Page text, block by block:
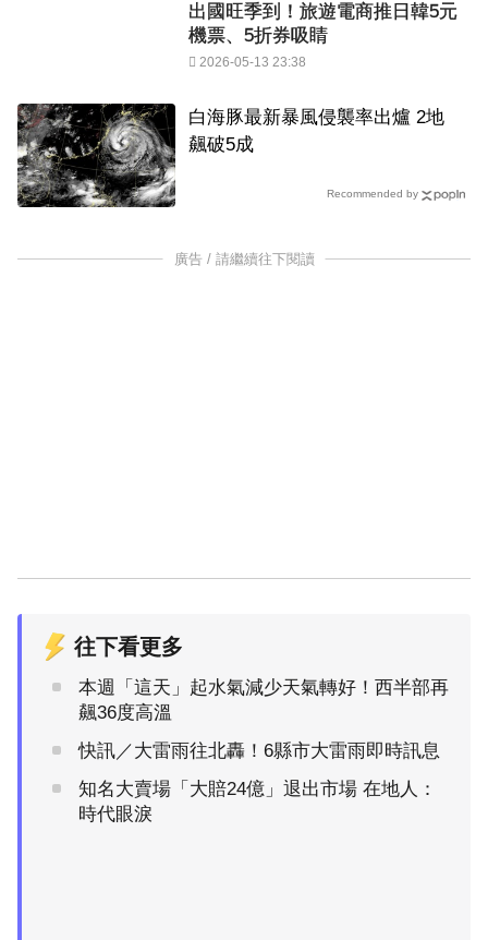
出國旺季到！旅遊電商推日韓5元
機票、5折券吸睛
2026-05-13 23:38
白海豚最新暴風侵襲率出爐 2地
飆破5成
Recommended by
廣告 / 請繼續往下閱讀
往下看更多
本週「這天」起水氣減少天氣轉好！西半部再
飆36度高溫
快訊／大雷雨往北轟！6縣市大雷雨即時訊息
知名大賣場「大賠24億」退出市場 在地人：
時代眼淚